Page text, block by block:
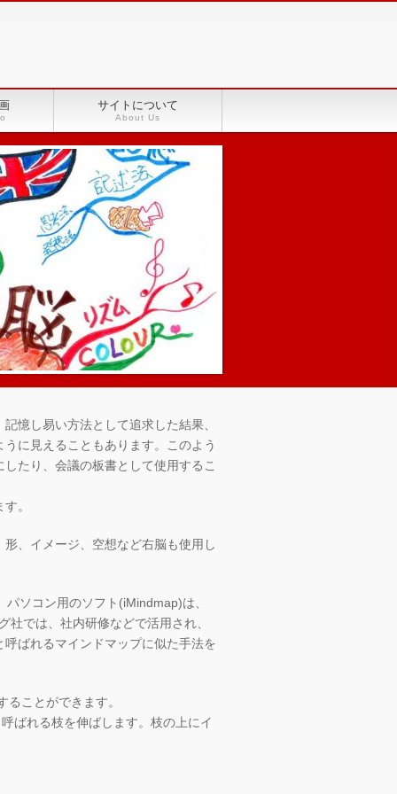
サイトについて
About Us
憶し易い方法として追求した結果、
に見えることもあります。このよう
たり、会議の板書として使用するこ
。
、イメージ、空想など右脳も使用し
ソコン用のソフト(iMindmap)は、
では、社内研修などで活用され、
ばれるマインドマップに似た手法を
ことができます。
ばれる枝を伸ばします。枝の上にイ